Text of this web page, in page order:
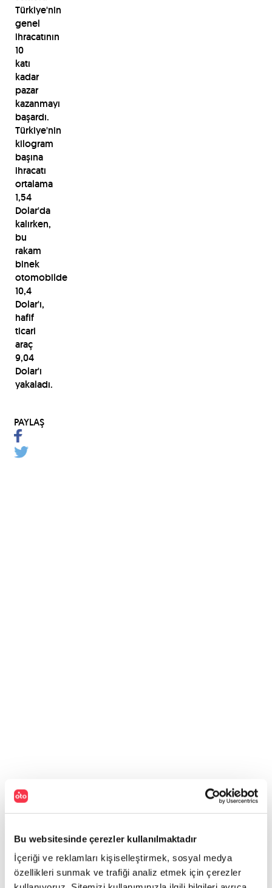
Bu websitesinde çerezler kullanılmaktadır
İçeriği ve reklamları kişiselleştirmek, sosyal medya
özellikleri sunmak ve trafiği analiz etmek için çerezler
Türkiye'nin
genel
ihracatının
10
katı
kadar
pazar
kazanmayı
başardı.
Türkiye'nin
kilogram
başına
ihracatı
ortalama
1,54
Dolar'da
kalırken,
bu
rakam
binek
otomobilde
10,4
Dolar'ı,
hafif
ticari
araç
9,04
Dolar'ı
yakaladı.
PAYLAŞ